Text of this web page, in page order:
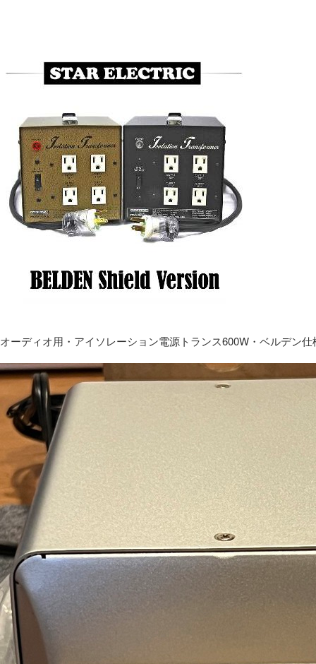
オーディオ用・アイソレーション電源トランス600W・ベルデン仕